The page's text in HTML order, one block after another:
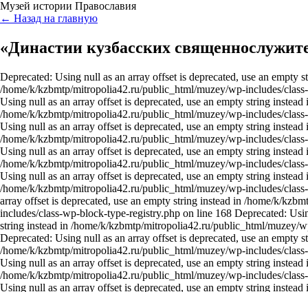
Музей истории Православия
← Назад на главную
«Династии кузбасских
Deprecated: Using null as an array offset is deprecated, use an empty
/home/k/kzbmtp/mitropolia42.ru/public_html/muzey/wp-includes/
Using null as an array offset is deprecated, use an empty string instead
/home/k/kzbmtp/mitropolia42.ru/public_html/muzey/wp-includes/
Using null as an array offset is deprecated, use an empty string instead
/home/k/kzbmtp/mitropolia42.ru/public_html/muzey/wp-includes/
Using null as an array offset is deprecated, use an empty string instead
/home/k/kzbmtp/mitropolia42.ru/public_html/muzey/wp-includes/
Using null as an array offset is deprecated, use an empty string instead
/home/k/kzbmtp/mitropolia42.ru/public_html/muzey/wp-includes/
array offset is deprecated, use an empty string instead in /home/k/
includes/class-wp-block-type-registry.php on line 168 Deprecated:
string instead in /home/k/kzbmtp/mitropolia42.ru/public_html/muzey/
Deprecated: Using null as an array offset is deprecated, use an empty
/home/k/kzbmtp/mitropolia42.ru/public_html/muzey/wp-includes/
Using null as an array offset is deprecated, use an empty string instead
/home/k/kzbmtp/mitropolia42.ru/public_html/muzey/wp-includes/
Using null as an array offset is deprecated, use an empty string instead